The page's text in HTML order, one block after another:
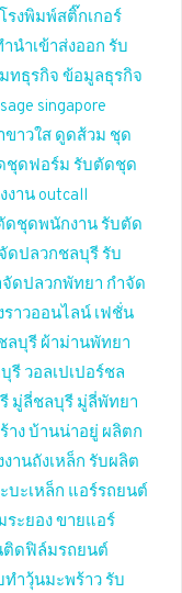
โรงพิมพ์สติ๊กเกอร์
นำเข้าส่งออก รับ
ทธุรกิจ ข้อมูลธุรกิจ
singapore
ขาวใส ดูดส้วม ชุด
ชุดฟอร์ม รับตัดชุด
งาน outcall
ดชุดพนักงาน รับตัด
ดปลวกชลบุรี รับ
จัดปลวกพัทยา กำจัด
ราวออนไลน์ เฟชั่น
ลบุรี ผ้าม่านพัทยา
รี วอลเปเปอร์ชล
มู่ลี่ชลบุรี มู่ลี่พัทยา
าง บ้านน่าอยู่ ผลิตก
งานถังเหล็ก รับผลิต
บะเหล็ก แอร์รถยนต์
ะยองขายแอร์
ติดฟิล์มรถยนต์
ทำวุ้นมะพร้าว รับ